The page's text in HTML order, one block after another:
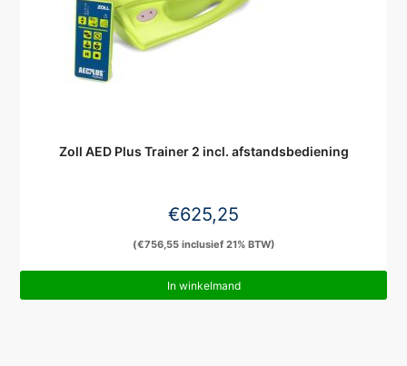
Zoll AED Plus Trainer 2 incl. afstandsbediening
€625,25
(€756,55inclusief 21% BTW)
In winkelmand